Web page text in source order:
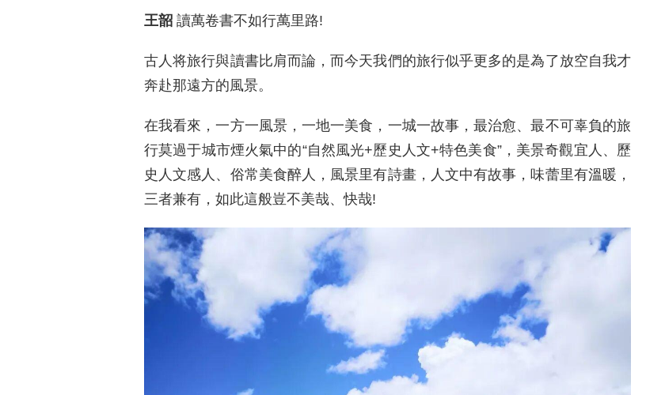
王韶 讀萬卷書不如行萬里路!
古人将旅行與讀書比肩而論，而今天我們的旅行似乎更多的是為了放空自我才
奔赴那遠方的風景。
在我看來，一方一風景，一地一美食，一城一故事，最治愈、最不可辜負的旅
行莫過于城市煙火氣中的“自然風光+歷史人文+特色美食”，美景奇觀宜人、歷
史人文感人、俗常美食醉人，風景里有詩畫，人文中有故事，味蕾里有溫暖，
三者兼有，如此這般豈不美哉、快哉!